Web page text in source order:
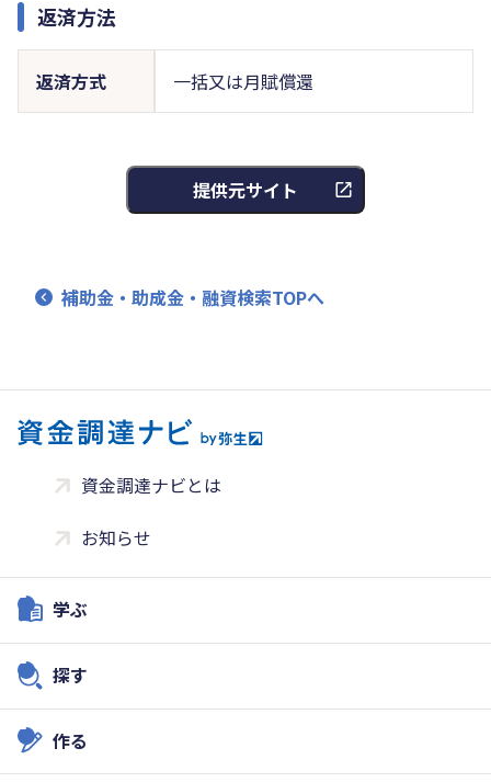
返済方法
返済方式 一括又は月賦償還
提供元サイト
補助金・助成金・融資検索TOPへ
資金調達ナビとは
お知らせ
学ぶ
探す
作る